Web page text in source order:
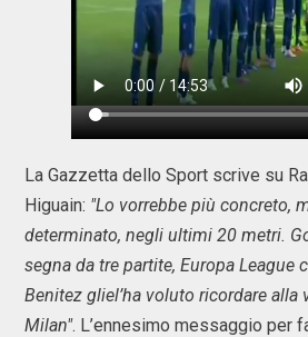
La Gazzetta dello Sport scrive su
Higuain: "Lo vorrebbe più concreto,
determinato, negli ultimi 20 metri.
segna da tre partite, Europa League
Benitez gliel’ha voluto ricordare alla
Milan". L’ennesimo messaggio per